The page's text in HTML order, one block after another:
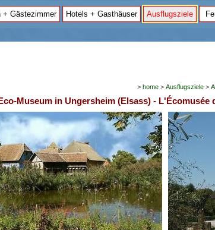
+ Gästezimmer Hotels + Gasthäuser Ausflugsziele
> home> Ausflugsziele>
Museum in Ungersheim (Elsass) - L'Écomusée